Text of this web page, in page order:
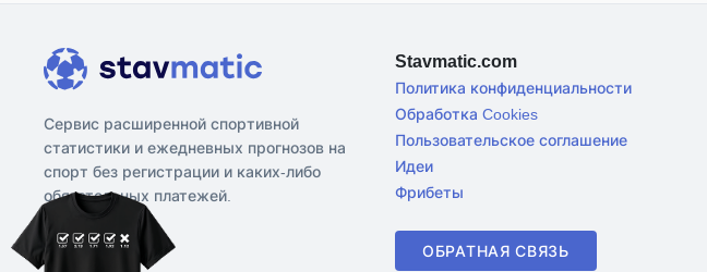
Сервис расширенной спортивной
статистики и ежедневных прогнозов на
спорт без регистрации и каких-либо
обязательных платежей.
Stavmatic.com
Политика конфиденциальности
Обработка Cookies
Пользовательское соглашение
Идеи
Фрибеты
ОБРАТНАЯ СВЯЗЬ